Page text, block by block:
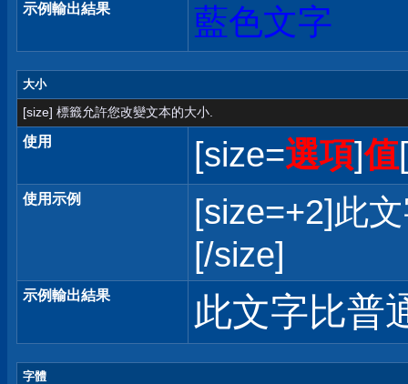
示例輸出結果 藍色文字
大小
[size] 標籤允許您改變文本的大小.
使用 [size=選項]值
使用示例
[size=+2]此
[/size]
示例輸出結果 此文字比普
字體